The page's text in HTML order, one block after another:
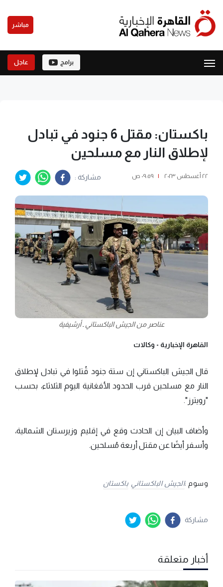
مباشر
برامج عاجل
باكستان: مقتل 6 جنود في تبادل
لإطلاق النار مع مسلحين
٢٢ أغسطس ٢٠٢٣ | ٠٩:٥٩ ص مشاركة :
عناصر من الجيش الباكستاني ـ أرشيفية
القاهرة الإخبارية - وكالات
قال الجيش الباكستاني إن ستة جنود قُتلوا في تبادل لإطلاق
النار مع مسلحين قرب الحدود الأفغانية اليوم الثلاثاء، بحسب
"رويترز".
وأضاف البيان إن الحادث وقع في إقليم وزيرستان الشمالية،
وأسفر أيضًا عن مقتل أربعة مُسلحين.
وسوم :الجيش الباكستاني باكستان
مشاركة
أخبار متعلقة